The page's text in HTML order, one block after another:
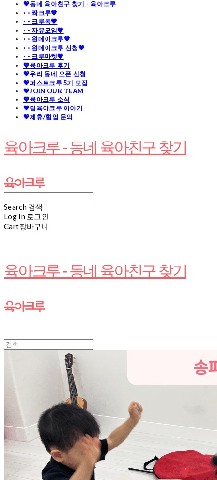
💖동네 육아친구 찾기 - 육아크루
· · 짝크루🧡
· · 크루톡🧡
· · 자유모임🧡
· · 원데이크루🧡
· · 원데이크루 신청🧡
· · 크루마켓🧡
💖육아크루 후기
💖우리 동네 오픈 신청
💖퍼스트크루 5기 모집
💖JOIN OUR TEAM
💖육아크루 소식
💖팀육아크루 이야기
💖제휴/협업 문의
육아크루 - 동네 육아친구 찾기
Search 검색
Log In 로그인
Cart장바구니
육아크루 - 동네 육아친구 찾기